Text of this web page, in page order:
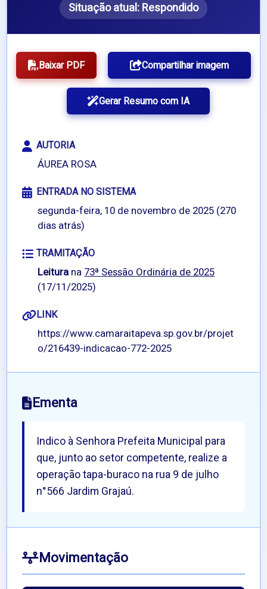
Situação atual:Respondido
Baixar PDF Compartilhar imagem
Gerar Resumo com IA
AUTORIA
ÁUREA ROSA
ENTRADA NO SISTEMA
segunda-feira, 10 de novembro de 2025 (270
dias atrás)
TRAMITAÇÃO
Leitura na73ª Sessão Ordinária de 2025
(17/11/2025)
LINK
https://www.camaraitapeva.sp.gov.br/projet
o/216439-indicacao-772-2025
Ementa
Indico à Senhora Prefeita Municipal para
que, junto ao setor competente, realize a
operação tapa-buraco na rua 9 de julho
n°566 Jardim Grajaú.
Movimentação